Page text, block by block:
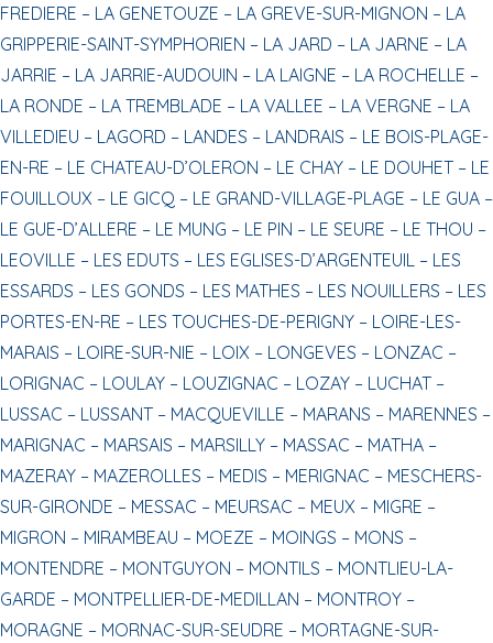
FREDIERE – LA GENETOUZE – LA GREVE-SUR-MIGNON – LA
GRIPPERIE-SAINT-SYMPHORIEN – LA JARD – LA JARNE – LA
JARRIE – LA JARRIE-AUDOUIN – LA LAIGNE – LA ROCHELLE –
LA RONDE – LA TREMBLADE – LA VALLEE – LA VERGNE – LA
VILLEDIEU – LAGORD – LANDES – LANDRAIS – LE BOIS-PLAGE-
EN-RE – LE CHATEAU-D’OLERON – LE CHAY – LE DOUHET – LE
FOUILLOUX – LE GICQ – LE GRAND-VILLAGE-PLAGE – LE GUA –
LE GUE-D’ALLERE – LE MUNG – LE PIN – LE SEURE – LE THOU –
LEOVILLE – LES EDUTS – LES EGLISES-D’ARGENTEUIL – LES
ESSARDS – LES GONDS – LES MATHES – LES NOUILLERS – LES
PORTES-EN-RE – LES TOUCHES-DE-PERIGNY – LOIRE-LES-
MARAIS – LOIRE-SUR-NIE – LOIX – LONGEVES – LONZAC –
LORIGNAC – LOULAY – LOUZIGNAC – LOZAY – LUCHAT –
LUSSAC – LUSSANT – MACQUEVILLE – MARANS – MARENNES –
MARIGNAC – MARSAIS – MARSILLY – MASSAC – MATHA –
MAZERAY – MAZEROLLES – MEDIS – MERIGNAC – MESCHERS-
SUR-GIRONDE – MESSAC – MEURSAC – MEUX – MIGRE –
MIGRON – MIRAMBEAU – MOEZE – MOINGS – MONS –
MONTENDRE – MONTGUYON – MONTILS – MONTLIEU-LA-
GARDE – MONTPELLIER-DE-MEDILLAN – MONTROY –
MORAGNE – MORNAC-SUR-SEUDRE – MORTAGNE-SUR-